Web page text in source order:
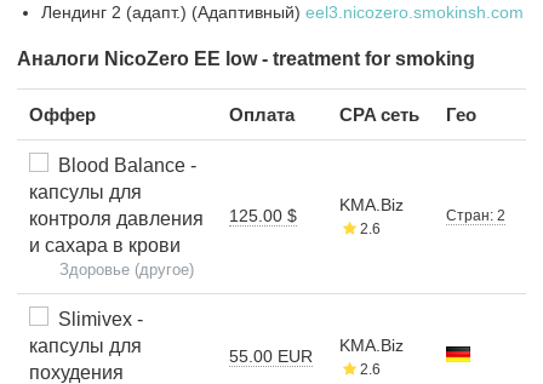
Лендинг 2 (адапт.) (Адаптивный) eel3.nicozero.smokinsh.com
Аналоги NicoZero EE low - treatment for smoking
Оффер Оплата CPA сеть Гео
Blood Balance -
капсулы для
контроля давления
и сахара в крови
Здоровье (другое)
125.00 $
KMA.Biz
2.6
Стран: 2
Slimivex -
капсулы для
похудения
55.00 EUR
KMA.Biz
2.6